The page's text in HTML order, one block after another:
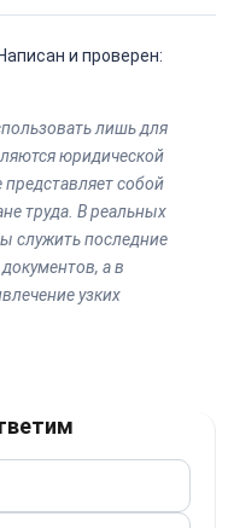
. Написан и проверен:
лишь для
юридической
собой
труда. В реальных
служить последние
а в
узких